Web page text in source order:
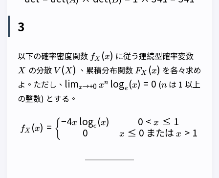
3
以下の確率密度関数 f_X(x)
fX (x) に従う連続型確率変数
X の分散 V(X)
V (X) 、累積分布関数F_X(x)
FX (x) を各々求め
よ。ただし、 \lim_{x \to
+0}x^n\log_e(x)=0
limx→+0 xn loge (x) = 0 (n
n は 1 以上
の整数) とする。
f_X(x)=\left \{
fX (x) = {−4x loge (x)
0
0 < x ≤ 1
x ≤ 0 または x > 1